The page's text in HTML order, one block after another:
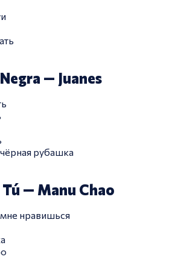
— Juanes
рубашка
— Manu Chao
нравишься